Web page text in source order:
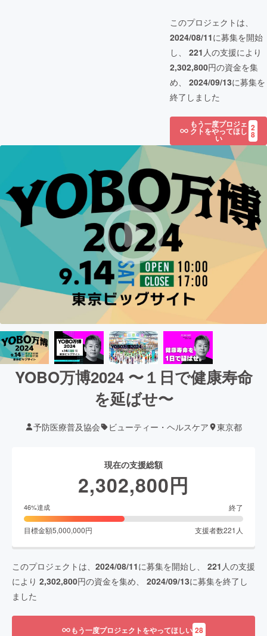
このプロジェクトは、
2024/08/11に募集を開始
し、 221 人の支援により
2,302,800円の資金を集
め、 2024/09/13に募集を
終了しました
もう一度プロジェ
クトをやってほし
い
2
8
YOBO万博2024 〜１日で健康寿命
を延ばせ〜
予防医療普及協会 ビューティー・ヘルスケア 東京都
現在の支援総額
2,302,800円
46%達成 終了
目標金額5,000,000円 支援者数221 人
このプロジェクトは、 2024/08/11に募集を開始し、 221 人の支援
により 2,302,800円の資金を集め、 2024/09/13に募集を終了し
ました
もう一度プロジェクトをやってほしい 28